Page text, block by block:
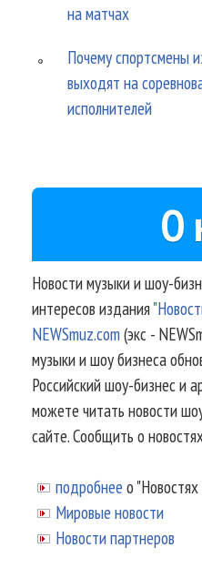
на матчах
Почему спортсмены
выходят на
исполнителей
О
Новости музыки и шоу-
интересов издания
NEWSmuz.com(экс -
музыки и шоу бизнеса
Российский шоу-бизнес и
можете читать новости
сайте. Сообщить о
подробнее о
Мировые новости
Новости партнеров